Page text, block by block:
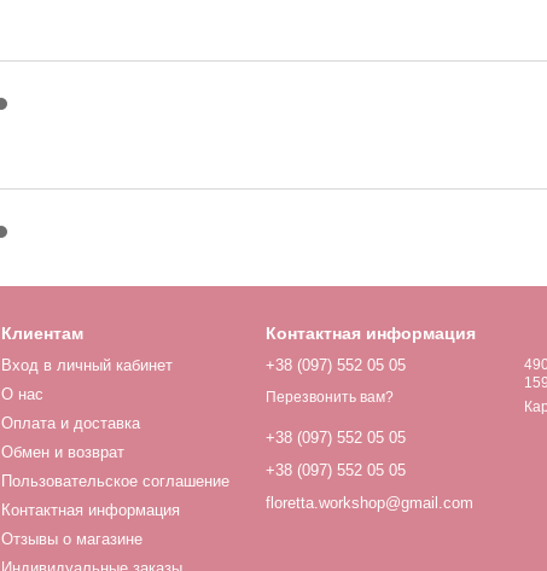
Клиентам
Вход в личный кабинет
О нас
Оплата и доставка
Обмен и возврат
Пользовательское соглашение
Контактная информация
Отзывы о магазине
Контактная информация
+38 (097) 552 05 05
Перезвонить вам?
+38 (097) 552 05 05
+38 (097) 552 05 05
floretta.workshop@gmail.com
159